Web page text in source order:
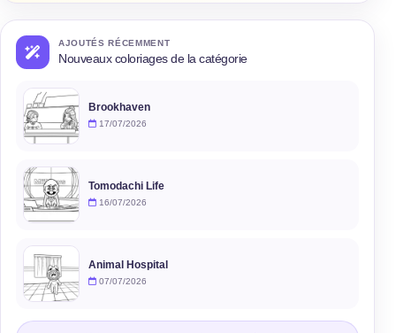
AJOUTÉS RÉCEMMENT
Nouveaux coloriages de la catégorie
Brookhaven
17/07/2026
Tomodachi Life
16/07/2026
Animal Hospital
07/07/2026